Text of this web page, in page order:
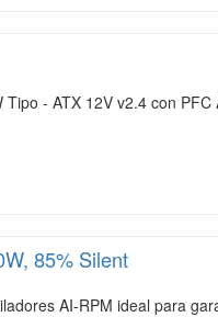
- ATX 12V v2.4 con
85% Silent
AI-RPM ideal para